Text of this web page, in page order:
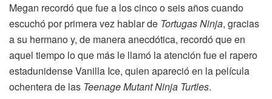
Megan recordó que fue a los cinco o seis años cuando
escuchó por primera vez hablar de Tortugas Ninja, gracias
a su hermano y, de manera anecdótica, recordó que en
aquel tiempo lo que más le llamó la atención fue el rapero
estadunidense Vanilla Ice, quien apareció en la película
ochentera de las Teenage Mutant Ninja Turtles.